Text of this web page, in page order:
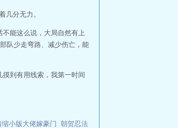
几分无力。
能这么说，大局自然有上
队少走弯路、减少伤亡，能
到有用线索，我第一时间
小版大佬嫁豪门
朝贺忍法